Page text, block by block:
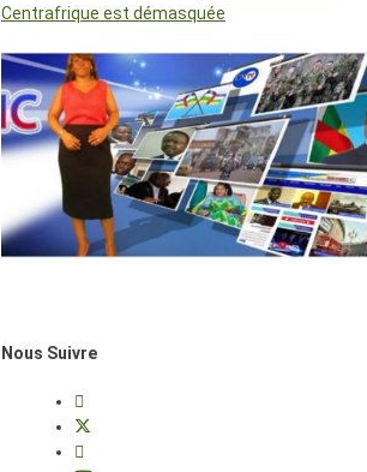
Centrafrique est démasquée
Nous Suivre